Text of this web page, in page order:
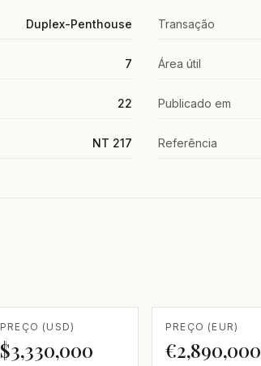
Duplex-Penthouse Transação
7 Área útil
22 Publicado em
NT 217 Referência
PREÇO (USD)
$3,330,000
PREÇO (EUR)
€2,890,000